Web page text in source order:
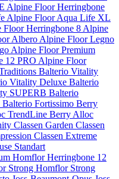
Alpine Floor Herringbone
Alpine Floor Aqua Life XL
Floor Herringbone 8 Alpine
Albero Alpine Floor Legno
Alpine Floor Premium
12 PRO Alpine Floor
Balterio Vitality
Vitality Deluxe Balterio
SUPERB Balterio
Balterio Fortissimo Berry
TrendLine Berry Alloc
Classen Garden Classen
Classen Extreme
Standart
Homflor Herringbone 12
Strong Homflor Strong